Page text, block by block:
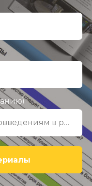
Для информации по нововведениям в работе с мессенджерами